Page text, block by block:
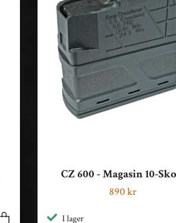
CZ 600 - Magasin 10-
890 kr
I lager